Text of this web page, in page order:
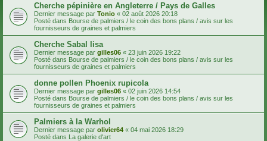
Cherche pépinière en Angleterre / Pays de Galles
Dernier message par Tonio « 02 août 2026 20:18
Posté dans Bourse de palmiers / le coin des bons plans / avis sur les
fournisseurs de graines et palmiers
Cherche Sabal lisa
Dernier message par gilles06 « 23 juin 2026 19:22
Posté dans Bourse de palmiers / le coin des bons plans / avis sur les
fournisseurs de graines et palmiers
donne pollen Phoenix rupicola
Dernier message par gilles06 « 02 juin 2026 14:54
Posté dans Bourse de palmiers / le coin des bons plans / avis sur les
fournisseurs de graines et palmiers
Palmiers à la Warhol
Dernier message par olivier64 « 04 mai 2026 18:29
Posté dans La galerie d'art